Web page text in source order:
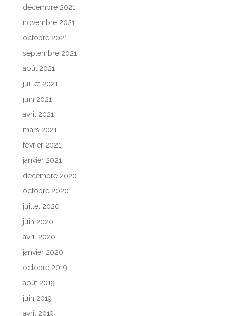
décembre 2021
novembre 2021
octobre 2021
septembre 2021
août 2021
juillet 2021
juin 2021
avril 2021
mars 2021
février 2021
janvier 2021
décembre 2020
octobre 2020
juillet 2020
juin 2020
avril 2020
janvier 2020
octobre 2019
août 2019
juin 2019
avril 2019